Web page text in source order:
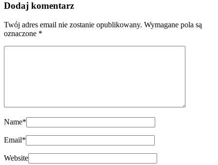
Dodaj komentarz
Twój adres email nie zostanie opublikowany. Wymagane pola są
oznaczone *
Name*
Email*
Website